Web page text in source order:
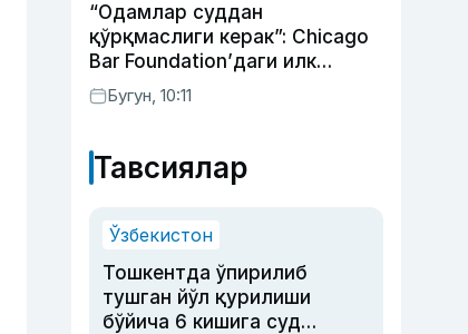
“Одамлар суддан
қўрқмаслиги керак”: Chicago
Bar Foundation’даги илк
ўзбекистонлик Гўзал
Абдуахатова
Бугун, 10:11
Тавсиялар
Ўзбекистон
Тошкентда ўпирилиб
тушган йўл қурилиши
бўйича 6 кишига суд